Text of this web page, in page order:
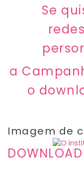
Se
a
o
Imagem de
DOWNLOAD